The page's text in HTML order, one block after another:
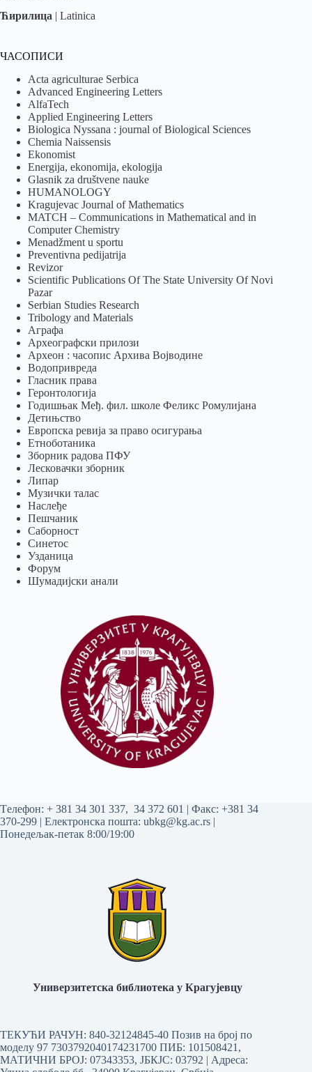
Ћирилица | Latinica
ЧАСОПИСИ
Acta agriculturae Serbica
Advanced Engineering Letters
AlfaTech
Applied Engineering Letters
Biologica Nyssana : journal of Biological Sciences
Chemia Naissensis
Ekonomist
Energija, ekonomija, ekologija
Glasnik za društvene nauke
HUMANOLOGY
Kragujevac Journal of Mathematics
MATCH – Communications in Mathematical and in
Computer Chemistry
Menadžment u sportu
Preventivna pedijatrija
Revizor
Scientific Publications Of The State University Of Novi
Pazar
Serbian Studies Research
Tribology and Materials
Аграфа
Археографски прилози
Археон : часопис Архива Војводине
Водопривреда
Гласник права
Геронтологија
Годишњак Међ. фил. школе Феликс Ромулијана
Детињство
Европска ревија за право осигурања
Eтноботаника
Зборник радова ПФУ
Лесковачки зборник
Липар
Музички талас
Наслеђе
Пешчаник
Саборност
Синетос
Узданица
Форум
Шумадијски анали
Tелефон: + 381 34 301 337, 34 372 601 | Факс: +381 34
370-299 | Електронска пошта: ubkg@kg.ac.rs |
Понедељак-петак 8:00/19:00
Универзитетска библиотека у Крагујевцу
ТЕКУЋИ РАЧУН: 840-32124845-40 Позив на број по
моделу 97 7303792040174231700 ПИБ: 101508421,
МАТИЧНИ БРОЈ: 07343353, ЈБКЈС: 03792 | Aдреса: